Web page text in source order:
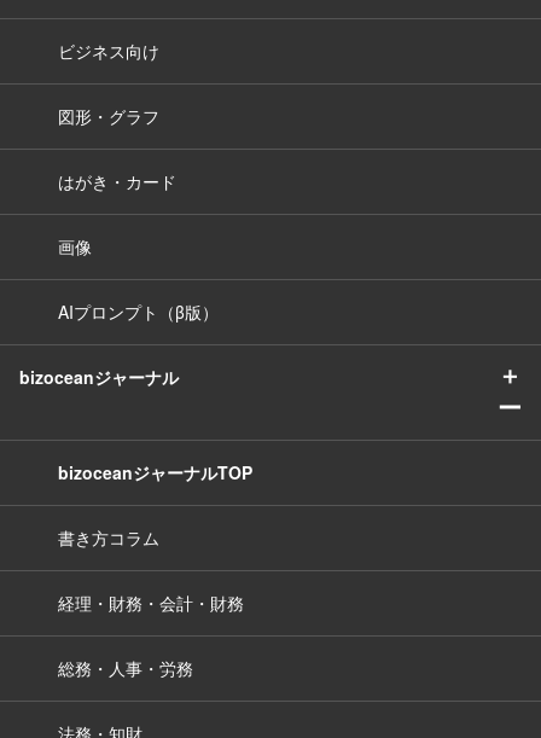
ビジネス向け
図形・グラフ
はがき・カード
画像
AIプロンプト（β版）
bizoceanジャーナル
＋
ー
bizoceanジャーナルTOP
書き方コラム
経理・財務・会計・財務
総務・人事・労務